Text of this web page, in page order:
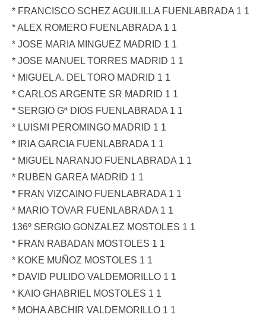
* FRANCISCO SCHEZ AGUILILLA FUENLABRADA 1 1
* ALEX ROMERO FUENLABRADA 1 1
* JOSE MARIA MINGUEZ MADRID 1 1
* JOSE MANUEL TORRES MADRID 1 1
* MIGUEL A. DEL TORO MADRID 1 1
* CARLOS ARGENTE SR MADRID 1 1
* SERGIO Gª DIOS FUENLABRADA 1 1
* LUISMI PEROMINGO MADRID 1 1
* IRIA GARCIA FUENLABRADA 1 1
* MIGUEL NARANJO FUENLABRADA 1 1
* RUBEN GAREA MADRID 1 1
* FRAN VIZCAINO FUENLABRADA 1 1
* MARIO TOVAR FUENLABRADA 1 1
136º SERGIO GONZALEZ MOSTOLES 1 1
* FRAN RABADAN MOSTOLES 1 1
* KOKE MUÑOZ MOSTOLES 1 1
* DAVID PULIDO VALDEMORILLO 1 1
* KAIO GHABRIEL MOSTOLES 1 1
* MOHA ABCHIR VALDEMORILLO 1 1